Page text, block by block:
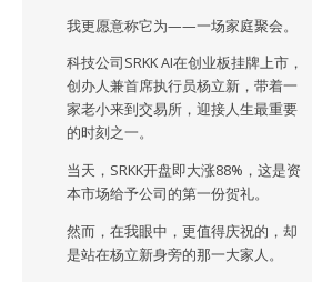
我更愿意称它为——一场家庭聚会。
科技公司SRKK AI在创业板挂牌上市，
创办人兼首席执行员杨立新，带着一
家老小来到交易所，迎接人生最重要
的时刻之一。
当天，SRKK开盘即大涨88%，这是资
本市场给予公司的第一份贺礼。
然而，在我眼中，更值得庆祝的，却
是站在杨立新身旁的那一大家人。